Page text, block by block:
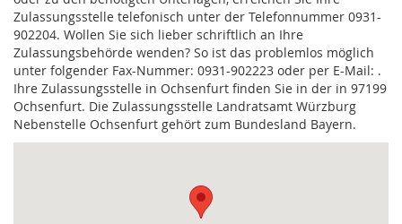
Zulassungsstelle telefonisch unter der Telefonnummer 0931-
902204. Wollen Sie sich lieber schriftlich an Ihre
Zulassungsbehörde wenden? So ist das problemlos möglich
unter folgender Fax-Nummer: 0931-902223 oder per E-Mail: .
Ihre Zulassungsstelle in Ochsenfurt finden Sie in der in 97199
Ochsenfurt. Die Zulassungsstelle Landratsamt Würzburg
Nebenstelle Ochsenfurt gehört zum Bundesland Bayern.